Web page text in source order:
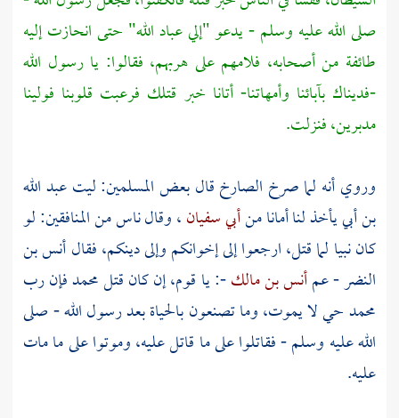
صلى الله عليه وسلم - يدعو "إلي عباد الله" حتى انحازت إليه
طائفة من أصحابه، فلامهم على هربهم، فقالوا: يا رسول الله
-فديناك بآبائنا وأمهاتنا- أتانا خبر قتلك فرعبت قلوبنا فولينا
مدبرين، فنزلت.
وروي أنه لما صرخ الصارخ قال بعض المسلمين: ليتعبد الله
بن أبييأخذ لنا أمانا منأبي سفيان، وقال ناس من المنافقين: لو
كان نبيا لما قتل، ارجعوا إلى إخوانكم وإلى دينكم، فقالأنس بن
النضر- عمأنس بن مالك-: يا قوم، إن كان قتلمحمدفإن رب
محمدحي لا يموت، وما تصنعون بالحياة بعد رسول الله - صلى
الله عليه وسلم - فقاتلوا على ما قاتل عليه، وموتوا على ما مات
عليه.